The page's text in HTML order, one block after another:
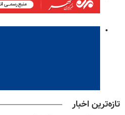
تازه‌ترین اخبار